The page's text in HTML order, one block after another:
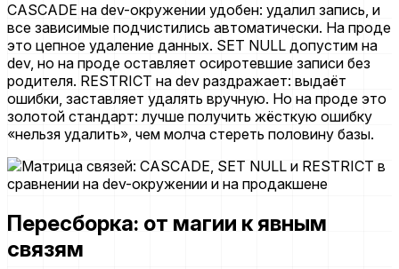
CASCADE на dev-окружении удобен: удалил запись, и
все зависимые подчистились автоматически. На проде
это цепное удаление данных. SET NULL допустим на
dev, но на проде оставляет осиротевшие записи без
родителя. RESTRICT на dev раздражает: выдаёт
ошибки, заставляет удалять вручную. Но на проде это
золотой стандарт: лучше получить жёсткую ошибку
«нельзя удалить», чем молча стереть половину базы.
Пересборка: от магии к явным
связям